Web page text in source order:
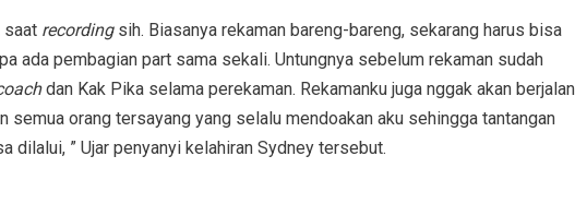
saat recording sih. Biasanya rekaman bareng-bareng, sekarang harus bisa
ada pembagian part sama sekali. Untungnya sebelum rekaman sudah
dan Kak Pika selama perekaman. Rekamanku juga nggak akan berjalan
semua orang tersayang yang selalu mendoakan aku sehingga tantangan
dilalui, ” Ujar penyanyi kelahiran Sydney tersebut.